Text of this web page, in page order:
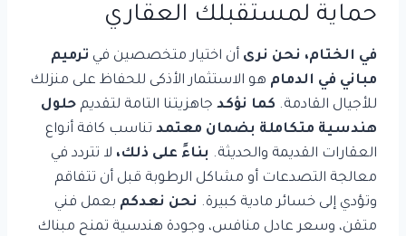
حماية لمستقبلك العقاري
في الختام، نحن نرى أن اختيار متخصصين في ترميم
مباني في الدمام هو الاستثمار الأذكى للحفاظ على منزلك
للأجيال القادمة. كما نؤكد جاهزيتنا التامة لتقديم حلول
هندسية متكاملة بضمان معتمد تناسب كافة أنواع
العقارات القديمة والحديثة. بناءً على ذلك، لا تتردد في
معالجة التصدعات أو مشاكل الرطوبة قبل أن تتفاقم
وتؤدي إلى خسائر مادية كبيرة. نحن نعدكم بعمل فني
متقن، وسعر عادل منافس، وجودة هندسية تمنح مبناك